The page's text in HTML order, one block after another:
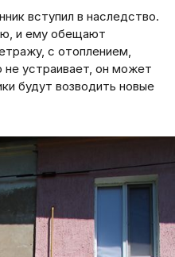
вступил в наследство.
и ему обещают
с отоплением,
устраивает, он может
будут возводить новые